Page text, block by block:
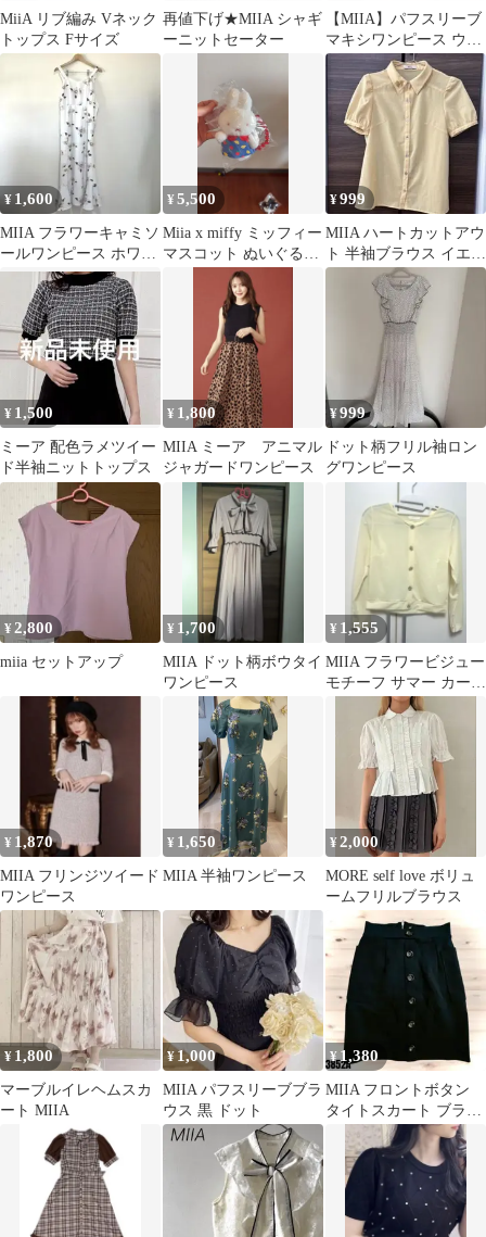
MiiA リブ編み Vネック
トップス Fサイズ
再値下げ★MIIA シャギ
ーニットセーター
【MIIA】パフスリーブ
マキシワンピース ウエ
ストシャーリング
¥ 1,600
MIIA フラワーキャミソ
ールワンピース ホワイ
ト ロングワンピース
¥5,500
Miia x miffy ミッフィー
マスコット ぬいぐるみ
¥999
MIIA ハートカットアウ
ト 半袖ブラウス イエロ
ー
¥ 1,500
ミーア 配色ラメツイー
ド半袖ニットトップス
¥ 1,800
MIIA ミーア アニマル
ジャガードワンピース
¥999
ドット柄フリル袖ロン
グワンピース
¥2,800
miia セットアップ
¥ 1,700
MIIA ドット柄ボウタイ
ワンピース
¥ 1,555
MIIA フラワービジュー
モチーフ サマー カーデ
ィガン レディース Fサ
¥ 1,870
MIIA フリンジツイード
ワンピース
¥ 1,650
MIIA 半袖ワンピース
¥2,000
MORE self love ボリュ
ームフリルブラウス
¥ 1,800
マーブルイレヘムスカ
ート MIIA
¥1,000
MIIA パフスリーブブラ
ウス 黒 ドット
¥ 1,380
MIIA フロントボタン
タイトスカート ブラッ
ク 3852